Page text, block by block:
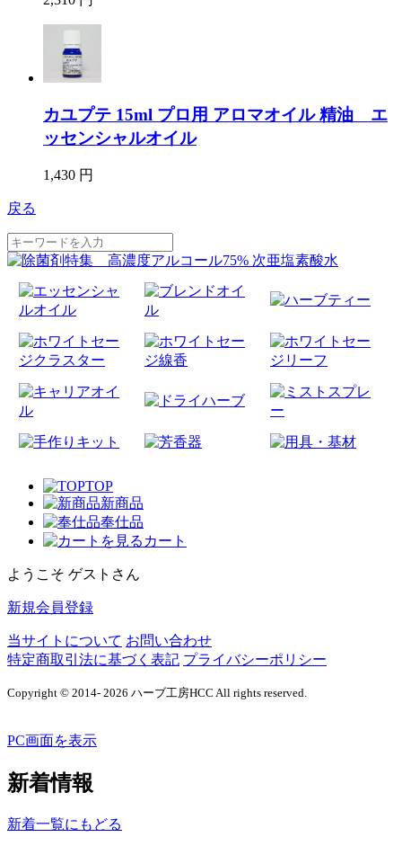
カユプテ 15ml プロ用 アロマオイル 精油 エ
ッセンシャルオイル
1,430 円
戻る
TOP
新商品
奉仕品
カート
ようこそ ゲストさん
新規会員登録
当サイトについて お問い合わせ
特定商取引法に基づく表記 プライバシーポリシー
Copyright © 2014- 2026 ハーブ工房HCC All rights reserved.
PC画面を表示
新着情報
新着一覧にもどる